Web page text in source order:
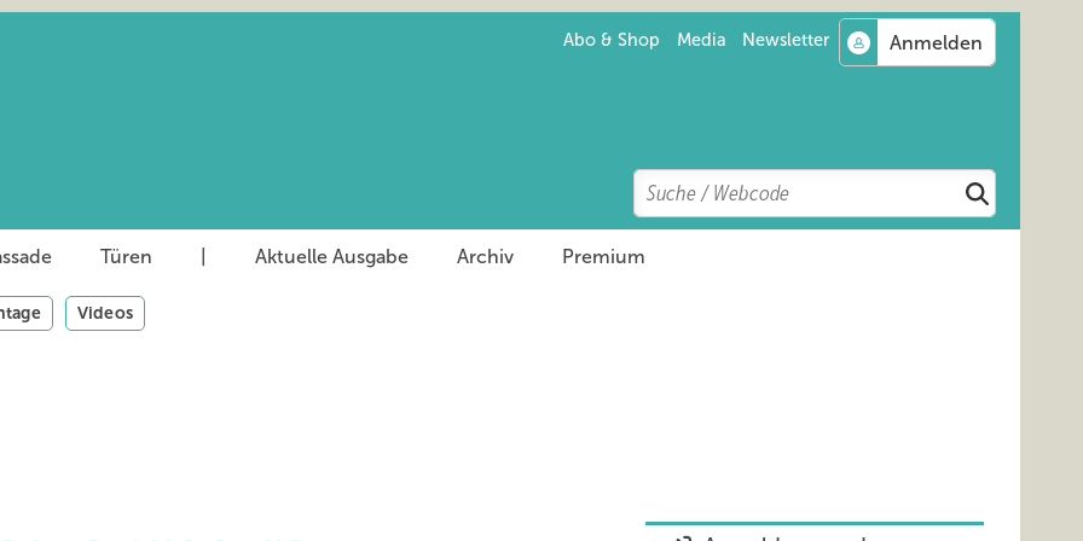
Abo & Shop Media Newsletter
Search
Suchen
Türen Aktuelle Ausgabe Archiv Premium
Videos